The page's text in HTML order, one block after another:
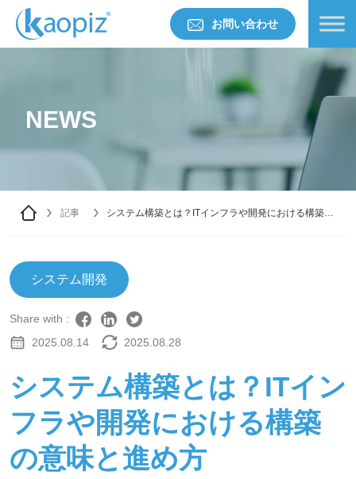
お問い合わせ
NEWS
記事
システム構築とは？ITインフラや開発における構築の
システム開発
Share with :
2025.08.14
2025.08.28
システム構築とは？ITイン
フラや開発における構築
の意味と進め方